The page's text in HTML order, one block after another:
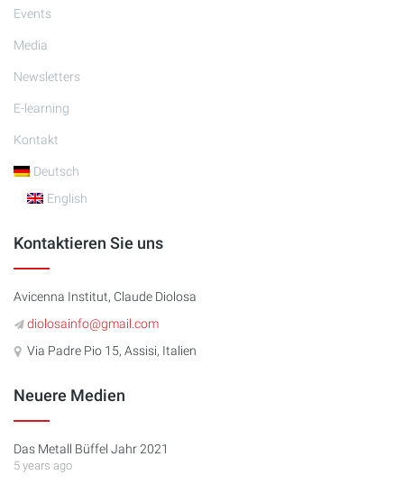
Events
Media
Newsletters
E-learning
Kontakt
Deutsch
English
Kontaktieren Sie uns
Avicenna Institut, Claude Diolosa
diolosainfo@gmail.com
Via Padre Pio 15, Assisi, Italien
Neuere Medien
Das Metall Büffel Jahr 2021
5 years ago